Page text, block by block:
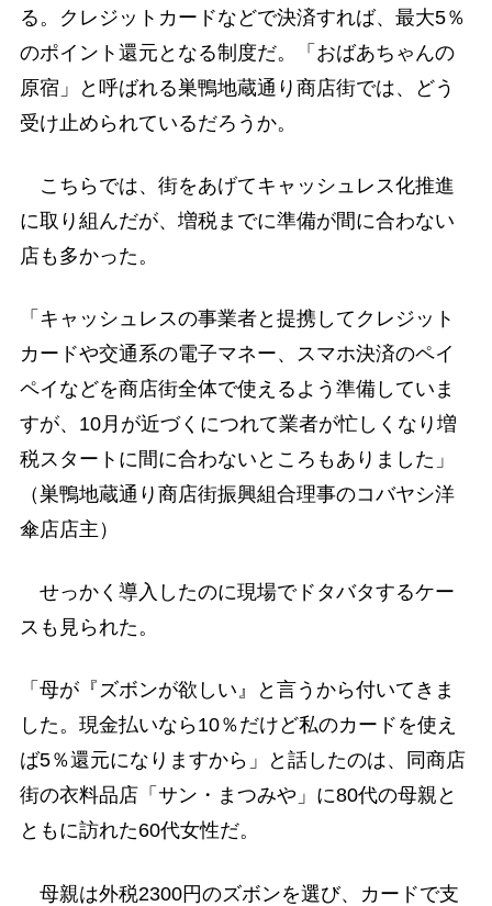
る。クレジットカードなどで決済すれば、最大5％
のポイント還元となる制度だ。「おばあちゃんの
原宿」と呼ばれる巣鴨地蔵通り商店街では、どう
受け止められているだろうか。
こちらでは、街をあげてキャッシュレス化推進
に取り組んだが、増税までに準備が間に合わない
店も多かった。
「キャッシュレスの事業者と提携してクレジット
カードや交通系の電子マネー、スマホ決済のペイ
ペイなどを商店街全体で使えるよう準備していま
すが、10月が近づくにつれて業者が忙しくなり増
税スタートに間に合わないところもありました」
（巣鴨地蔵通り商店街振興組合理事のコバヤシ洋
傘店店主）
せっかく導入したのに現場でドタバタするケー
スも見られた。
「母が『ズボンが欲しい』と言うから付いてきま
した。現金払いなら10％だけど私のカードを使え
ば5％還元になりますから」と話したのは、同商店
街の衣料品店「サン・まつみや」に80代の母親と
ともに訪れた60代女性だ。
母親は外税2300円のズボンを選び、カードで支